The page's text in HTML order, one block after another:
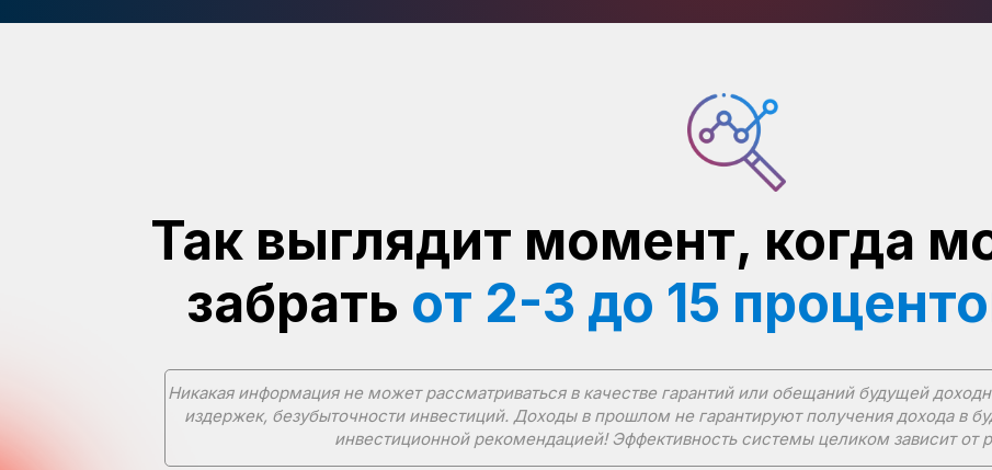
Так выглядит момент, когда
забрать от 2-3 до 15
Никакая информация не может рассматриваться в качестве гарантий или обещаний будущей
издержек, безубыточности инвестиций. Доходы в прошлом не гарантируют получения дохода в
инвестиционной рекомендацией! Эффективность системы целиком зависит от